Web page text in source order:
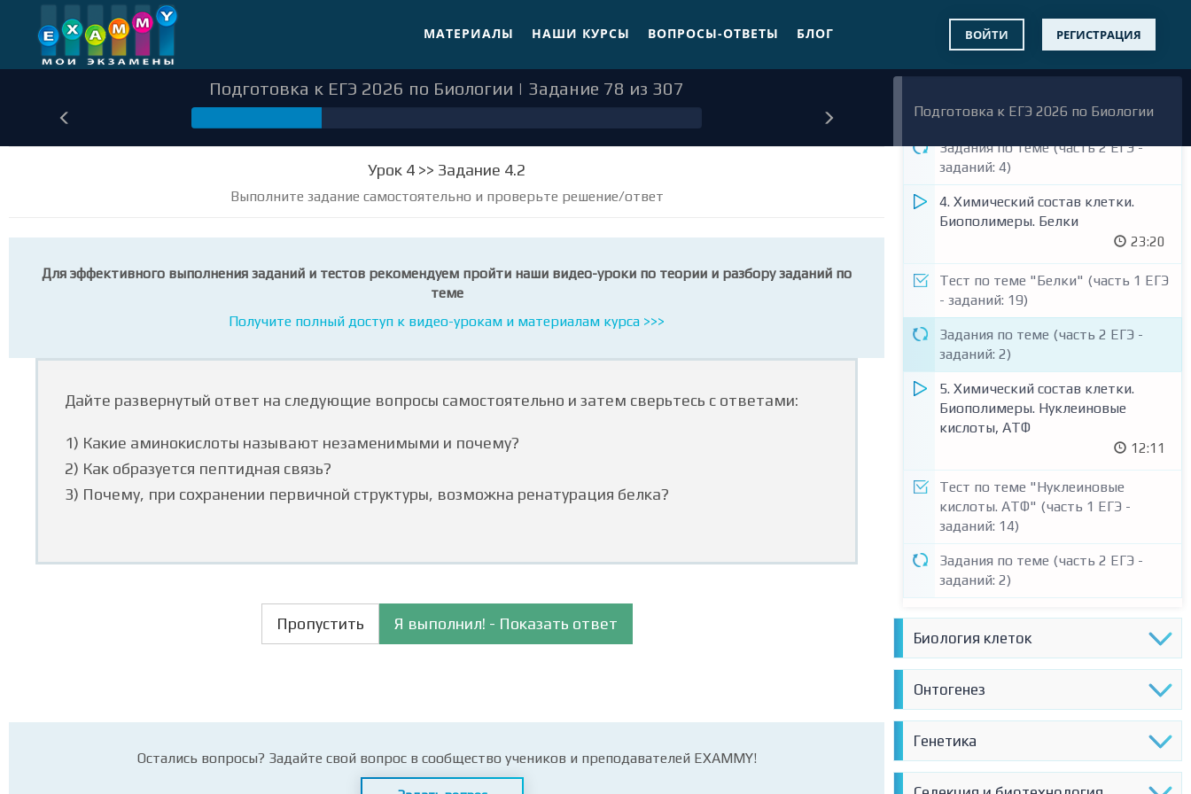
ВОЙТИ РЕГИСТРАЦИЯ
МАТЕРИАЛЫ НАШИ КУРСЫ ВОПРОСЫ-ОТВЕТЫ БЛОГ
Подготовка к ЕГЭ 2026 по Биологии | Задание 78 из 307
Урок 4 >> Задание 4.2
Выполните задание самостоятельно и проверьте решение/ответ
Для эффективного выполнения заданий и тестов рекомендуем пройти наши видео-уроки по теории и разбору заданий по
теме
Получите полный доступ к видео-урокам и материалам курса >>>
Дайте развернутый ответ на следующие вопросы самостоятельно и затем сверьтесь c ответами:
1) Какие аминокислоты называют незаменимыми и почему?
2) Как образуется пептидная связь?
3) Почему, при сохранении первичной структуры, возможна ренатурация белка?
Пропустить Я выполнил! - Показать ответ
Остались вопросы? Задайте свой вопрос в сообщество учеников и преподавателей EXAMMY!
Подготовка к ЕГЭ 2026 по Биологии
3. Химический состав клетки.
Биополимеры. Углеводы. Липиды
22:33
(часть 1 ЕГЭ - заданий: 17)
Задания по теме (часть 2 ЕГЭ -
заданий: 4)
4. Химический состав клетки.
Биополимеры. Белки
23:20
Тест по теме "Белки" (часть 1 ЕГЭ
- заданий: 19)
Задания по теме (часть 2 ЕГЭ -
заданий: 2)
5. Химический состав клетки.
Биополимеры. Нуклеиновые
кислоты, АТФ
12:11
Тест по теме "Нуклеиновые
кислоты. АТФ" (часть 1 ЕГЭ -
заданий: 14)
Задания по теме (часть 2 ЕГЭ -
заданий: 2)
Биология клеток
6. ТЕМА БИОЛОГИЯ КЛЕТОК.
клетки
36:25
Онтогенез
14. ТЕМА ОНТОГЕНЕЗ. Типы
клеток
Генетика
17. ТЕМА ГЕНЕТИКА. 1 и 2-й